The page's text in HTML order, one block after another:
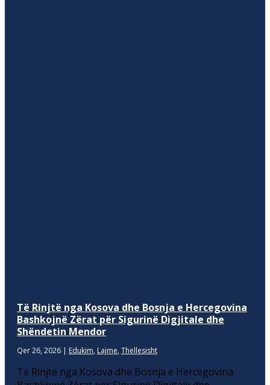
Të Rinjtë nga Kosova dhe Bosnja e Hercegovina
Bashkojnë Zërat për Sigurinë Digjitale dhe
Shëndetin Mendor
Qer 26, 2026 | Edukim, Lajme, Thellesisht
Të Rinjtë nga Kosova dhe Bosnja e Hercegovina